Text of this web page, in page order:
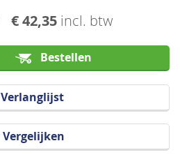
€ 42,35 incl. btw
Bestellen
Verlanglijst
Vergelijken